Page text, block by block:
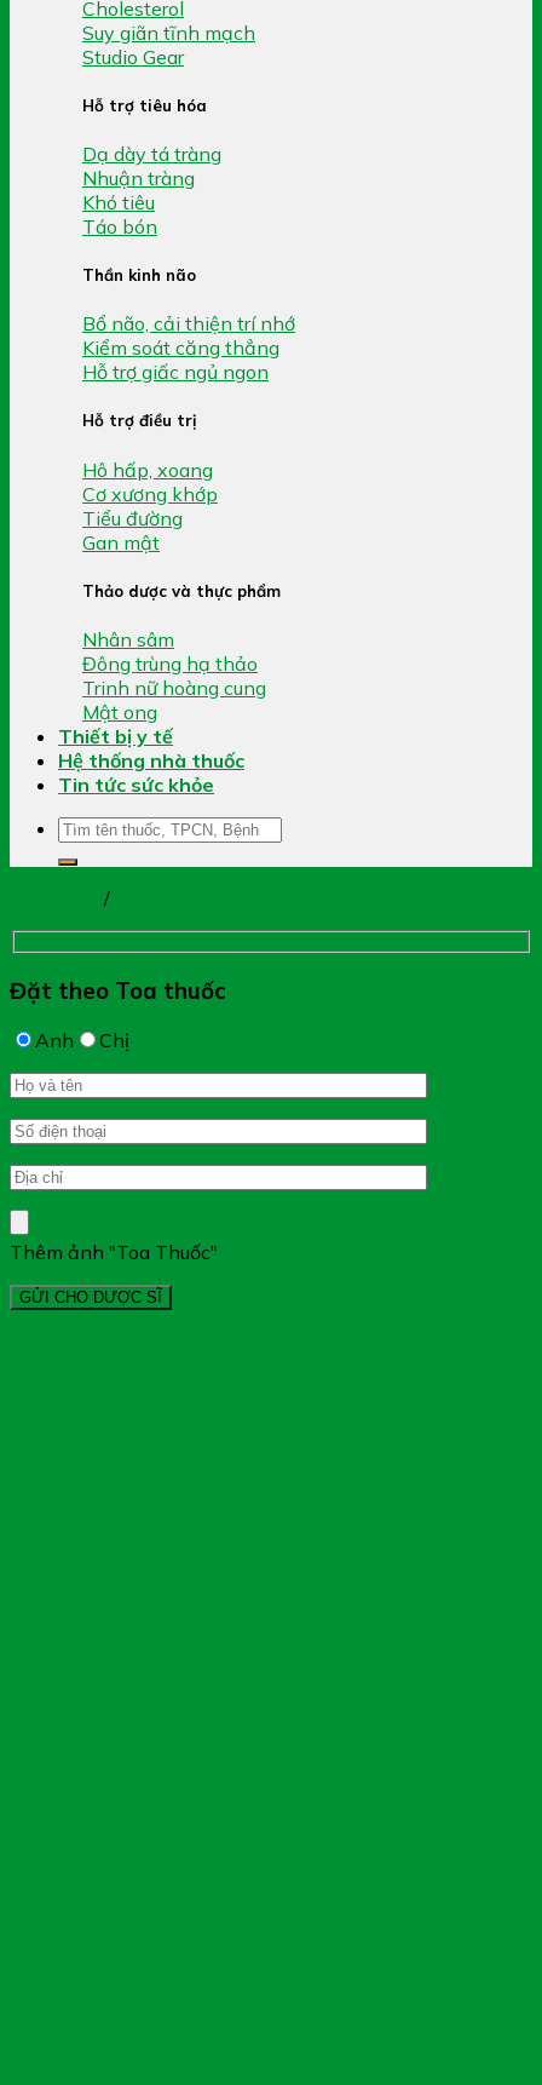
Cholesterol
Suy giãn tĩnh mạch
Studio Gear
Hỗ trợ tiêu hóa
Dạ dày tá tràng
Nhuận tràng
Khó tiêu
Táo bón
Thần kinh não
Bổ não, cải thiện trí nhớ
Kiểm soát căng thẳng
Hỗ trợ giấc ngủ ngon
Hỗ trợ điều trị
Hô hấp, xoang
Cơ xương khớp
Tiểu đường
Gan mật
Thảo dược và thực phẩm
Nhân sâm
Đông trùng hạ thảo
Trinh nữ hoàng cung
Mật ong
Thiết bị y tế
Hệ thống nhà thuốc
Tin tức sức khỏe
Tìm
kiếm:
/
Đặt theo Toa thuốc
Anh Chị
Thêm ảnh "Toa Thuốc"